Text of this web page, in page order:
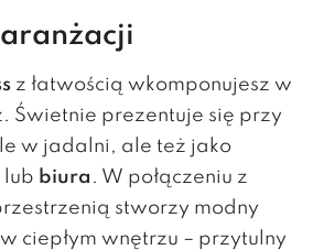
z łatwością wkomponujesz w
Świetnie prezentuje się przy
w jadalni, ale też jako
lub biura . W połączeniu z
stworzy modny
ciepłym wnętrzu – przytulny